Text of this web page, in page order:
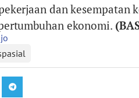
dan kesempatan
ekonomi.